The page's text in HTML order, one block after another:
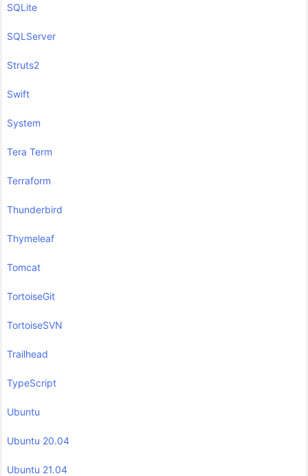
SQLite
SQLServer
Struts2
Swift
System
Tera Term
Terraform
Thunderbird
Thymeleaf
Tomcat
TortoiseGit
TortoiseSVN
Trailhead
TypeScript
Ubuntu
Ubuntu 20.04
Ubuntu 21.04